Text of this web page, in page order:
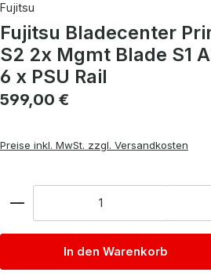
Fujitsu
Fujitsu Bladecenter
S2 2x Mgmt Blade S1
6 x PSU Rail
Regulärer Preis:
599,00 €
Preise inkl. MwSt. zzgl. Versandkosten
In den Warenkorb